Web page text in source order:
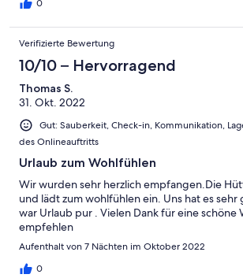
0
Verifizierte Bewertung
10/10 – Hervorragend
Thomas S.
31. Okt. 2022
Gut: Sauberkeit, Check-in, Kommunikation,
des Onlineauftritts
Urlaub zum Wohlfühlen
Wir wurden sehr herzlich empfangen.Die
und lädt zum wohlfühlen ein. Uns hat es sehr
war Urlaub pur . Vielen Dank für eine schöne
empfehlen
Aufenthalt von 7 Nächten im Oktober 2022
0